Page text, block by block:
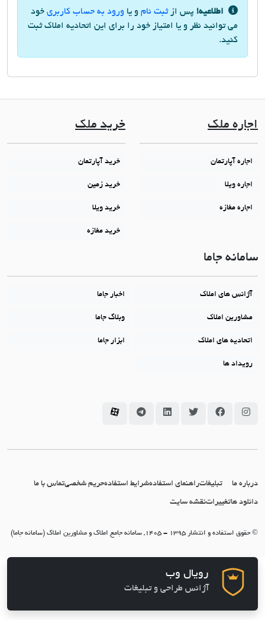
اطلاعیه! پس ازثبت نام و یا ورود به حساب کاربری خود
می توانید نظر و یا امتیاز خود را برای این اتحادیه املاک ثبت
کنید.
اجاره ملک
اجاره آپارتمان
اجاره ویلا
اجاره مغازه
خرید ملک
خرید آپارتمان
خرید زمین
خرید ویلا
خرید مغازه
سامانه جاما
آژانس های املاک اخبار جاما
مشاورین املاک وبلاگ جاما
اتحادیه های املاک ابزار جاما
رویداد ها
سامانه جاما در اینستاگرام
سامانه جاما در فیسبوک
سامانه جاما در توئیتر
سامانه جاما در لینکداین
سامانه جاما در تلگرام
سامانه جاما در آپارات
درباره ما تبلیغاتراهنمای استفادهشرایط استفادهحریم شخصیتماس با ما
دانلود هاتغییراتنقشه سایت
© حقوق استفاده و انتشار 1395 - 1405, سامانه جامع املاک و مشاورین املاک (سامانه جاما)
رویال وب
آژانس طراحی و تبلیغات